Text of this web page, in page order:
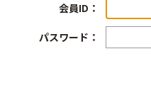
会員ID：
パスワード：